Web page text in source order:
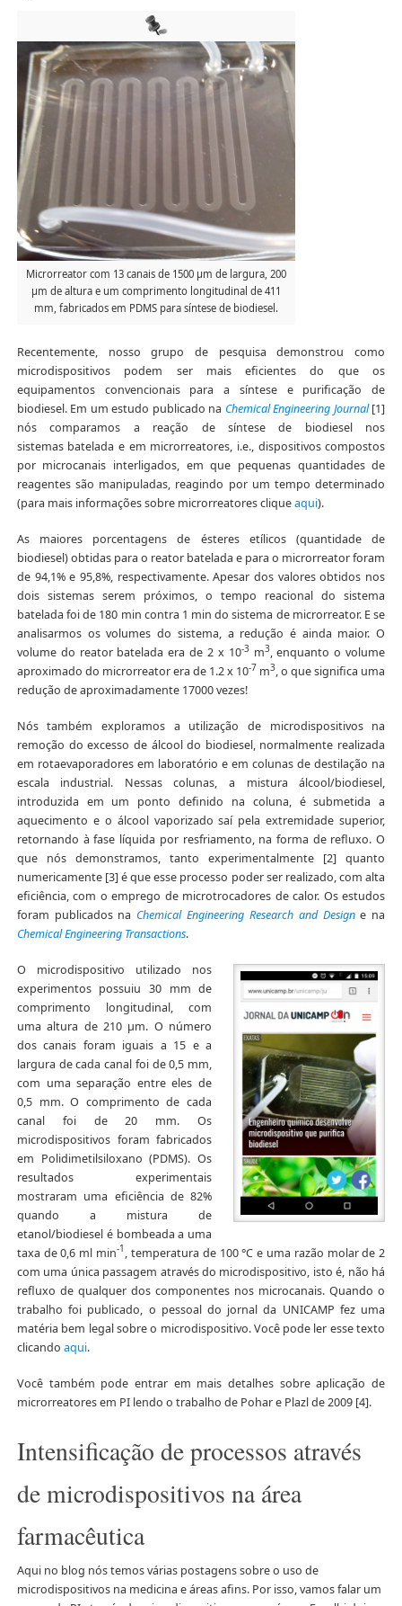
Microrreator com 13 canais de 1500 µm de largura, 200
µm de altura e um comprimento longitudinal de 411
mm, fabricados em PDMS para síntese de biodiesel.
Recentemente, nosso grupo de pesquisa demonstrou como
microdispositivos podem ser mais eficientes do que os
equipamentos convencionais para a síntese e purificação de
biodiesel. Em um estudo publicado na Chemical Engineering Journal[1]
nós comparamos a reação de síntese de biodiesel nos
sistemas batelada e em microrreatores, i.e., dispositivos compostos
por microcanais interligados, em que pequenas quantidades de
reagentes são manipuladas, reagindo por um tempo determinado
(para mais informações sobre microrreatores cliqueaqui).
As maiores porcentagens de ésteres etílicos (quantidade de
biodiesel) obtidas para o reator batelada e para o microrreator foram
de 94,1% e 95,8%, respectivamente. Apesar dos valores obtidos nos
dois sistemas serem próximos, o tempo reacional do sistema
batelada foi de 180 min contra 1 min do sistema de microrreator. E se
analisarmos os volumes do sistema, a redução é ainda maior. O
volume do reator batelada era de 2 x 10-3m3, enquanto o volume
aproximado do microrreator era de 1.2 x 10-7 m3, o que significa uma
redução de aproximadamente 17000 vezes!
Nós também exploramos a utilização de microdispositivos na
remoção do excesso de álcool do biodiesel, normalmente realizada
em rotaevaporadores em laboratório e em colunas de destilação na
escala industrial. Nessas colunas, a mistura álcool/biodiesel,
introduzida em um ponto definido na coluna, é submetida a
aquecimento e o álcool vaporizado saí pela extremidade superior,
retornando à fase líquida por resfriamento, na forma de refluxo. O
que nós demonstramos, tanto experimentalmente [2] quanto
numericamente [3] é que esse processo poder ser realizado, com alta
eficiência, com o emprego de microtrocadores de calor. Os estudos
foram publicados na Chemical Engineering Research and Designe na
Chemical Engineering Transactions.
O microdispositivo utilizado nos
experimentos possuiu 30 mm de
comprimento longitudinal, com
uma altura de 210 µm. O número
dos canais foram iguais a 15 e a
largura de cada canal foi de 0,5 mm,
com uma separação entre eles de
0,5 mm. O comprimento de cada
canal foi de 20 mm. Os
microdispositivos foram fabricados
em Polidimetilsiloxano (PDMS). Os
resultados experimentais
mostraram uma eficiência de 82%
quando a mistura de
etanol/biodiesel é bombeada a uma
taxa de 0,6 ml min-1 , temperatura de 100 °C e uma razão molar de 2
com uma única passagem através do microdispositivo, isto é, não há
refluxo de qualquer dos componentes nos microcanais. Quando o
trabalho foi publicado, o pessoal do jornal da UNICAMP fez uma
matéria bem legal sobre o microdispositivo. Você pode ler esse texto
clicando aqui.
Você também pode entrar em mais detalhes sobre aplicação de
microrreatores em PI lendo o trabalho de Pohar e Plazl de 2009 [4].
Intensificação de processos através
de microdispositivos na área
farmacêutica
Aqui no blog nós temos várias postagens sobre o uso de
microdispositivos na medicina e áreas afins. Por isso, vamos falar um